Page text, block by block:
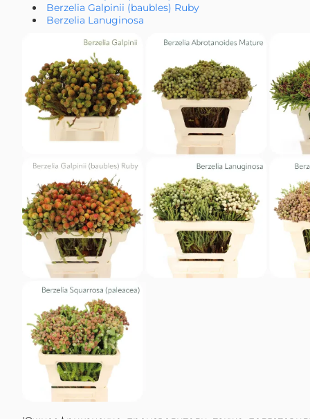
Berzelia Galpinii (baubles) Ruby
Berzelia Lanuginosa